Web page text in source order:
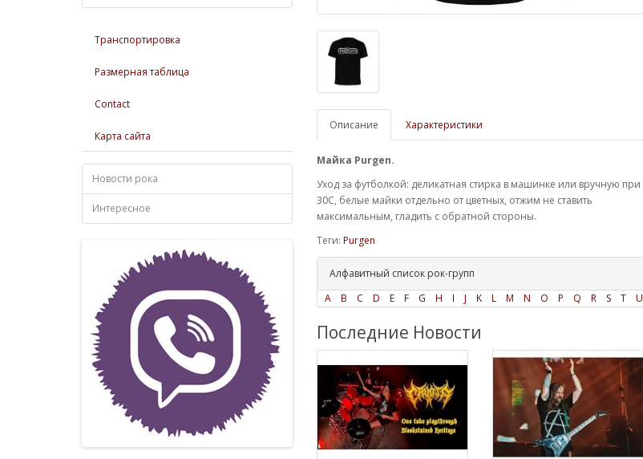
Транспортировка
Размерная таблица
Contact
Карта сайта
Новости рока
Интересное
Описание Характеристики
Майка Purgen.
Уход за футболкой: деликатная стирка в машинке или вручную при
30С, белые майки отдельно от цветных, отжим не ставить
максимальным, гладить с обратной стороны.
Теги: Purgen
Алфавитный список рок-групп
A
B C D E F G H I J K L M N O P Q R S T U
Последние Новости